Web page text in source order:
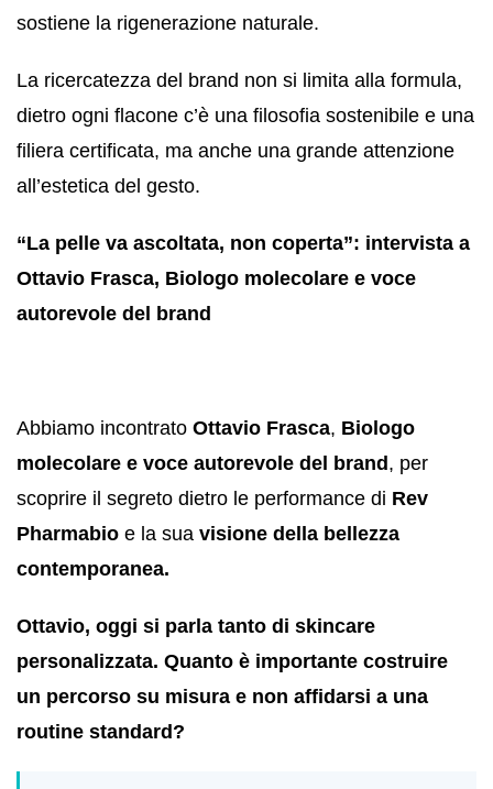
sostiene la rigenerazione naturale.
La ricercatezza del brand non si limita alla formula,
dietro ogni flacone c’è una filosofia sostenibile e una
filiera certificata, ma anche una grande attenzione
all’estetica del gesto.
“La pelle va ascoltata, non coperta”: intervista a
Ottavio Frasca, Biologo molecolare e voce
autorevole del brand
Abbiamo incontrato Ottavio Frasca, Biologo
molecolare e voce autorevole del brand, per
scoprire il segreto dietro le performance di Rev
Pharmabio e la sua visione della bellezza
contemporanea.
Ottavio, oggi si parla tanto di skincare
personalizzata. Quanto è importante costruire
un percorso su misura e non affidarsi a una
routine standard?